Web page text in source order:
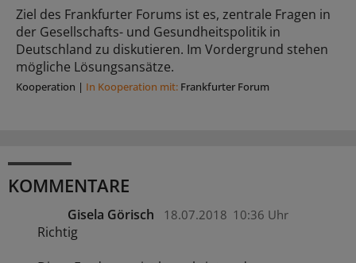
Ziel des Frankfurter Forums ist es, zentrale Fragen in
der Gesellschafts- und Gesundheitspolitik in
Deutschland zu diskutieren. Im Vordergrund stehen
mögliche Lösungsansätze.
Kooperation | In Kooperation mit: Frankfurter Forum
KOMMENTARE
Gisela Görisch 18.07.2018 10:36 Uhr
Richtig